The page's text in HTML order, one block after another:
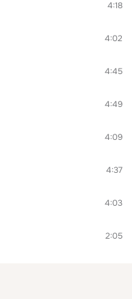
4:18
4:02
4:45
4:49
4:09
4:37
4:03
2:05